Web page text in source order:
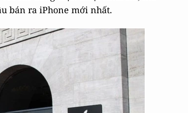
bán ra iPhone mới nhất.